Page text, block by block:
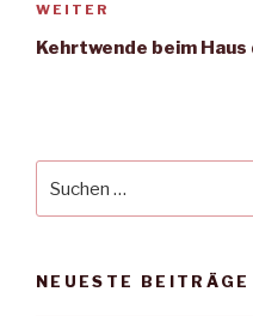
Nächster
Beitrag
WEITER
Kehrtwende beim
nach:
NEUESTE BEITRÄGE